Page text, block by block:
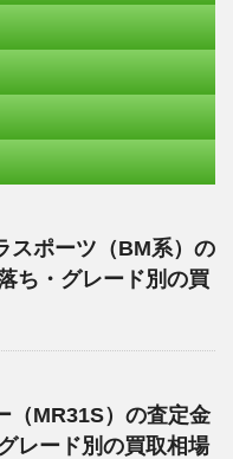
スポーツ（BM系）の
ち・グレード別の買
（MR31S）の査定金
レード別の買取相場